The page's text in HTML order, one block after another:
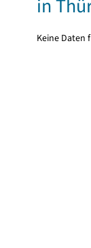
in
Keine Daten